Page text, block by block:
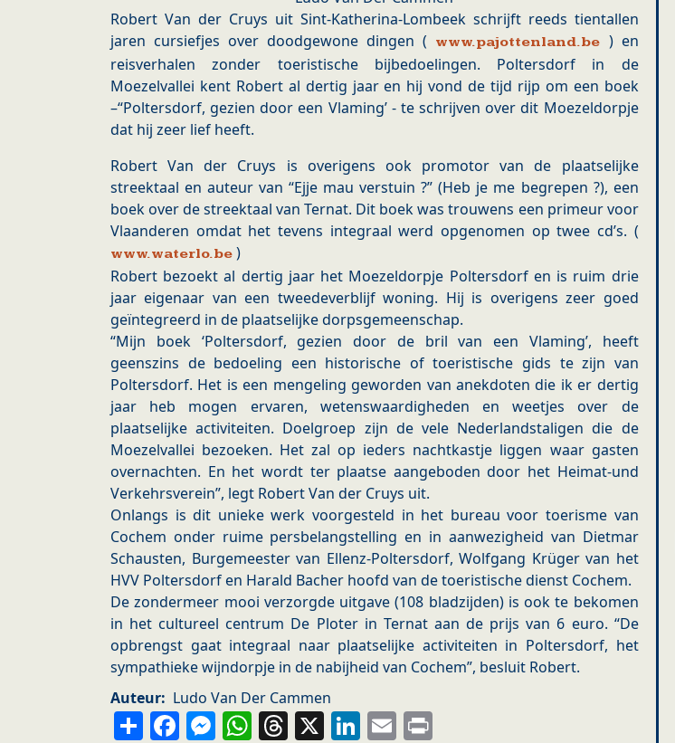
Robert Van der Cruys uit Sint-Katherina-Lombeek schrijft reeds tientallen
jaren cursiefjes over doodgewone dingen ( www.pajottenland.be ) en
reisverhalen zonder toeristische bijbedoelingen. Poltersdorf in de
Moezelvallei kent Robert al dertig jaar en hij vond de tijd rijp om een boek
–“Poltersdorf, gezien door een Vlaming’ - te schrijven over dit Moezeldorpje
dat hij zeer lief heeft.
Robert Van der Cruys is overigens ook promotor van de plaatselijke
streektaal en auteur van “Ejje mau verstuin ?” (Heb je me begrepen ?), een
boek over de streektaal van Ternat. Dit boek was trouwens een primeur voor
Vlaanderen omdat het tevens integraal werd opgenomen op twee cd’s. (
www.waterlo.be )
Robert bezoekt al dertig jaar het Moezeldorpje Poltersdorf en is ruim drie
jaar eigenaar van een tweedeverblijf woning. Hij is overigens zeer goed
geïntegreerd in de plaatselijke dorpsgemeenschap.
“Mijn boek ‘Poltersdorf, gezien door de bril van een Vlaming’, heeft
geenszins de bedoeling een historische of toeristische gids te zijn van
Poltersdorf. Het is een mengeling geworden van anekdoten die ik er dertig
jaar heb mogen ervaren, wetenswaardigheden en weetjes over de
plaatselijke activiteiten. Doelgroep zijn de vele Nederlandstaligen die de
Moezelvallei bezoeken. Het zal op ieders nachtkastje liggen waar gasten
overnachten. En het wordt ter plaatse aangeboden door het Heimat-und
Verkehrsverein”, legt Robert Van der Cruys uit.
Onlangs is dit unieke werk voorgesteld in het bureau voor toerisme van
Cochem onder ruime persbelangstelling en in aanwezigheid van Dietmar
Schausten, Burgemeester van Ellenz-Poltersdorf, Wolfgang Krüger van het
HVV Poltersdorf en Harald Bacher hoofd van de toeristische dienst Cochem.
De zondermeer mooi verzorgde uitgave (108 bladzijden) is ook te bekomen
in het cultureel centrum De Ploter in Ternat aan de prijs van 6 euro. “De
opbrengst gaat integraal naar plaatselijke activiteiten in Poltersdorf, het
sympathieke wijndorpje in de nabijheid van Cochem”, besluit Robert.
Auteur
Ludo Van Der Cammen
ShareFacebook
Messenger
WhatsApp
Threads
X LinkedIn
Email